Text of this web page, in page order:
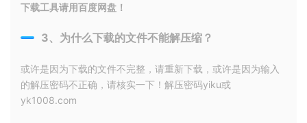
下载工具请用百度网盘！
3、为什么下载的文件不能解压缩？
或许是因为下载的文件不完整，请重新下载，或许是因为输入
的解压密码不正确，请核实一下！解压密码yiku或
yk1008.com